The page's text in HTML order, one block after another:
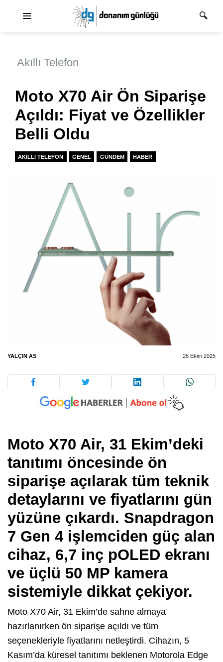
Akıllı Telefon
Moto X70 Air Ön Siparişe
Açıldı: Fiyat ve Özellikler
Belli Oldu
AKILLI TELEFON GENEL GUNDEM HABER
YALÇIN AS 26 Ekim 2025
Moto X70 Air, 31 Ekim’deki
tanıtımı öncesinde ön
siparişe açılarak tüm teknik
detaylarını ve fiyatlarını gün
yüzüne çıkardı. Snapdragon
7 Gen 4 işlemciden güç alan
cihaz, 6,7 inç pOLED ekranı
ve üçlü 50 MP kamera
sistemiyle dikkat çekiyor.
Moto X70 Air, 31 Ekim’de sahne almaya
hazırlanırken ön siparişe açıldı ve tüm
seçenekleriyle fiyatlarını netleştirdi. Cihazın, 5
Kasım’da küresel tanıtımı beklenen Motorola Edge